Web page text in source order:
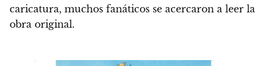
caricatura, muchos fanáticos se acercaron a leer la
obra original.